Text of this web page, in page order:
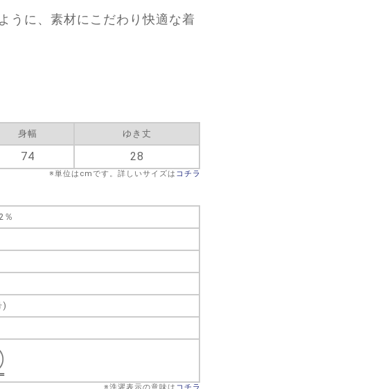
うに、素材にこだわり快適な着
身幅 ゆき丈
74 28
※単位はcmです。詳しいサイズは コチラ
％
)